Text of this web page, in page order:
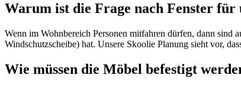
Warum ist die Frage nach Fenster für
Wenn im Wohnbereich Personen mitfahren dürfen, dann sind
Windschutzscheibe) hat. Unsere Skoolie Planung sieht vor,
Wie müssen die Möbel befestigt